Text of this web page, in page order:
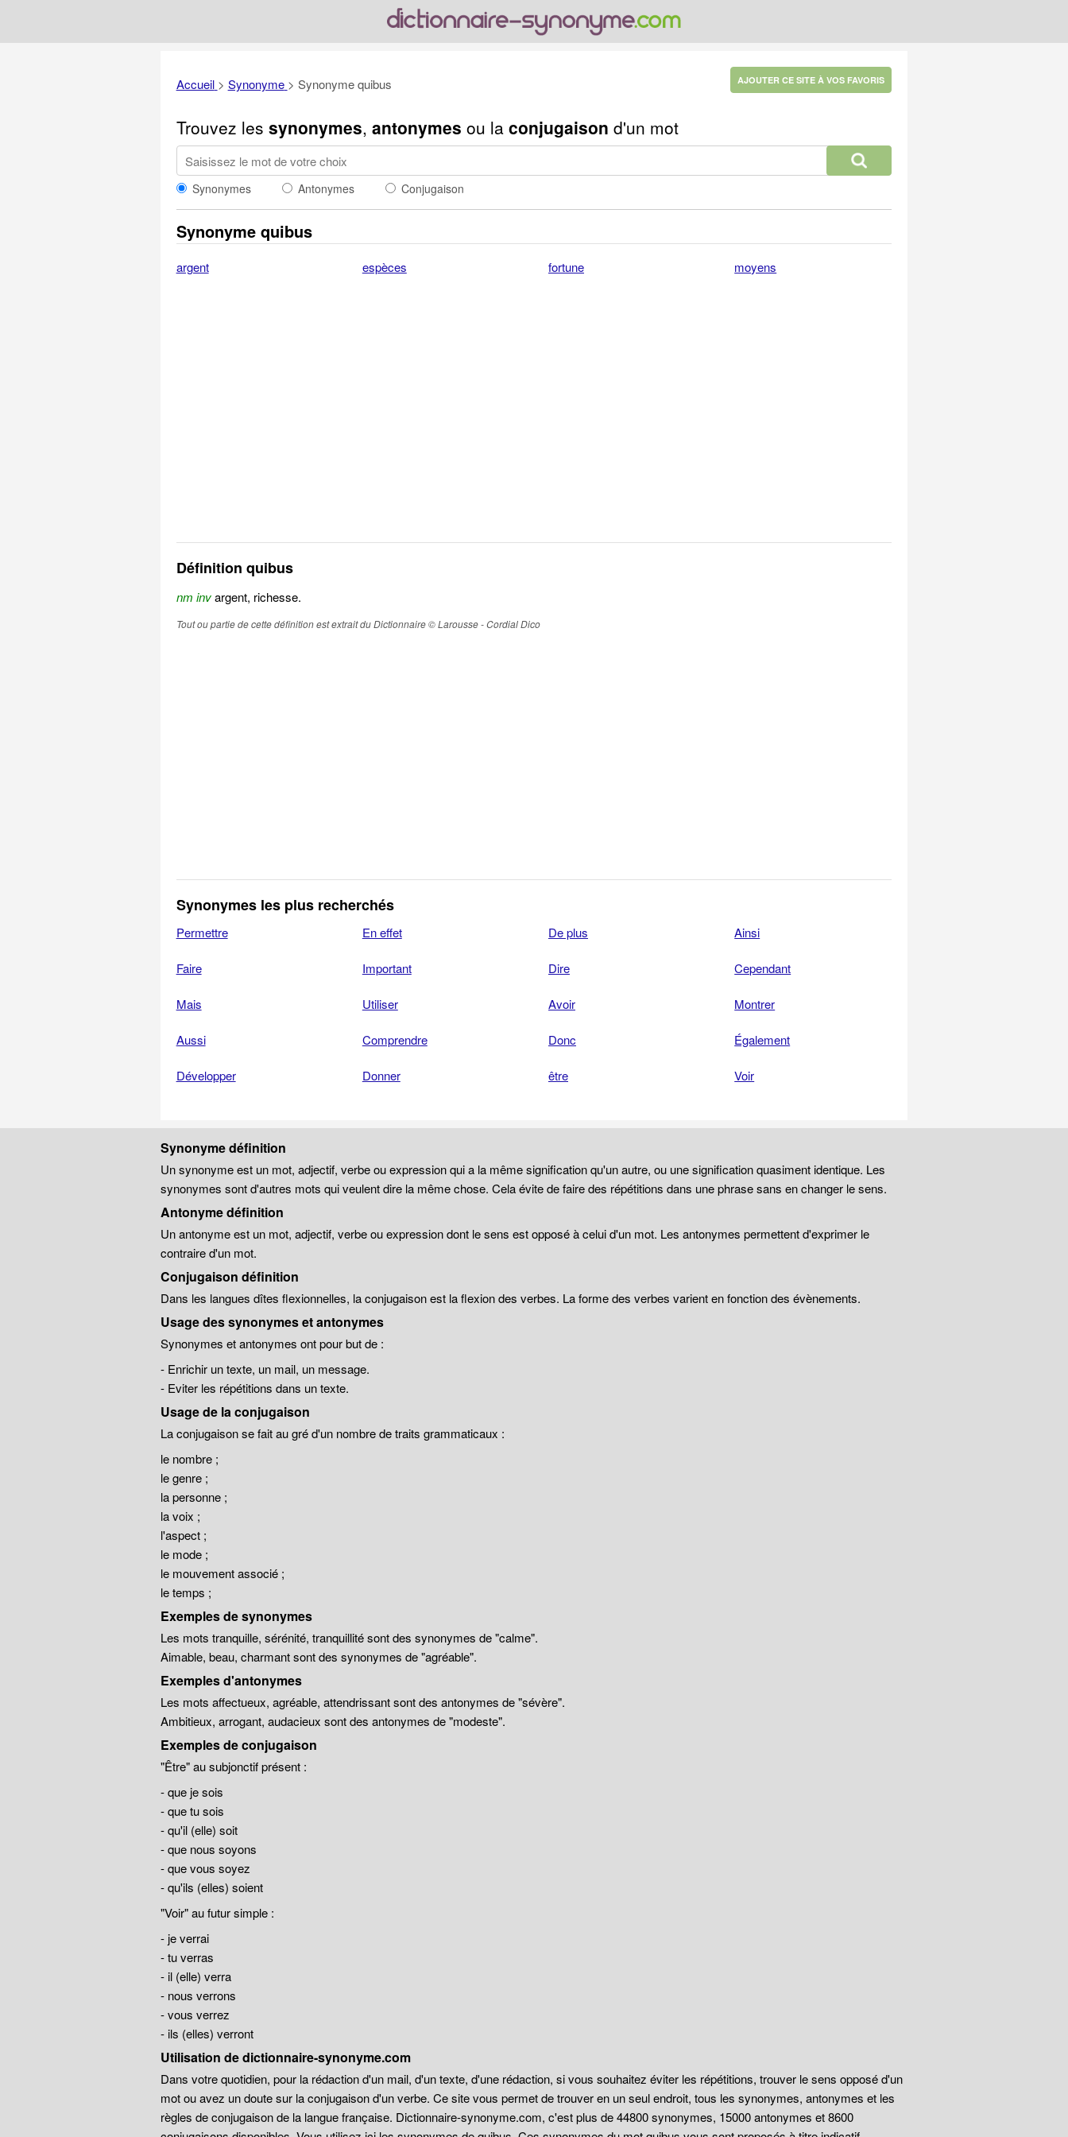
Accueil > Synonyme > Synonyme quibus AJOUTER CE SITE À VOS FAVORIS
Trouvez les synonymes, antonymes ou la conjugaison d'un mot
Synonymes Antonymes Conjugaison
Synonyme quibus
argent espèces fortune moyens
Définition quibus
nm invargent, richesse.
Tout ou partie de cette définition est extrait du Dictionnaire © Larousse - Cordial Dico
Synonymes les plus recherchés
Permettre En effet De plus Ainsi
Faire Important Dire Cependant
Mais Utiliser Avoir Montrer
Aussi Comprendre Donc Également
Développer Donner être Voir
Synonyme définition
Un synonyme est un mot, adjectif, verbe ou expression qui a la même signification qu'un autre, ou une signification quasiment identique. Les
synonymes sont d'autres mots qui veulent dire la même chose. Cela évite de faire des répétitions dans une phrase sans en changer le sens.
Antonyme définition
Un antonyme est un mot, adjectif, verbe ou expression dont le sens est opposé à celui d'un mot. Les antonymes permettent d'exprimer le
contraire d'un mot.
Conjugaison définition
Dans les langues dîtes flexionnelles, la conjugaison est la flexion des verbes. La forme des verbes varient en fonction des évènements.
Usage des synonymes et antonymes
Synonymes et antonymes ont pour but de :
- Enrichir un texte, un mail, un message.
- Eviter les répétitions dans un texte.
Usage de la conjugaison
La conjugaison se fait au gré d'un nombre de traits grammaticaux :
le nombre ;
le genre ;
la personne ;
la voix ;
l'aspect ;
le mode ;
le mouvement associé ;
le temps ;
Exemples de synonymes
Les mots tranquille, sérénité, tranquillité sont des synonymes de "calme".
Aimable, beau, charmant sont des synonymes de "agréable".
Exemples d'antonymes
Les mots affectueux, agréable, attendrissant sont des antonymes de "sévère".
Ambitieux, arrogant, audacieux sont des antonymes de "modeste".
Exemples de conjugaison
"Être" au subjonctif présent :
- que je sois
- que tu sois
- qu'il (elle) soit
- que nous soyons
- que vous soyez
- qu'ils (elles) soient
"Voir" au futur simple :
- je verrai
- tu verras
- il (elle) verra
- nous verrons
- vous verrez
- ils (elles) verront
Utilisation de dictionnaire-synonyme.com
Dans votre quotidien, pour la rédaction d'un mail, d'un texte, d'une rédaction, si vous souhaitez éviter les répétitions, trouver le sens opposé d'un
mot ou avez un doute sur la conjugaison d'un verbe. Ce site vous permet de trouver en un seul endroit, tous les synonymes, antonymes et les
règles de conjugaison de la langue française. Dictionnaire-synonyme.com, c'est plus de 44800 synonymes, 15000 antonymes et 8600